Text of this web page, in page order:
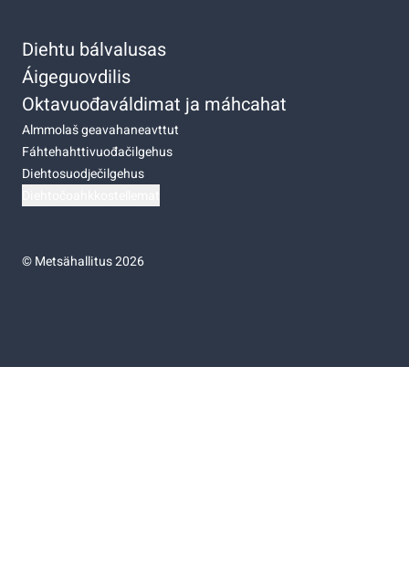
Diehtu bálvalusas
Áigeguovdilis
Oktavuođaváldimat ja máhcahat
Almmolaš geavahaneavttut
Fáhtehahttivuođačilgehus
Diehtosuodječilgehus
©Metsähallitus 2026